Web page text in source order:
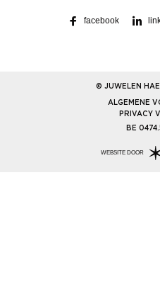
facebook
© JUWELEN
ALGEMENE
PRIVACY
BE
WEBSITE DOOR